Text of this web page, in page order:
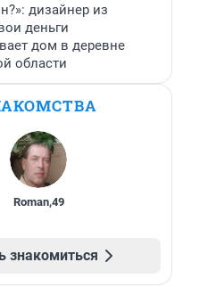
дизайнер из
деньги
дом в деревне
области
Roman,49
знакомиться